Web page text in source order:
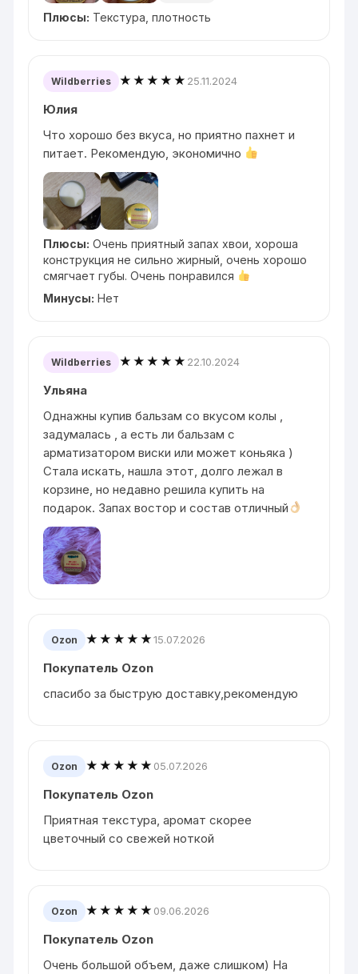
Плюсы: Текстура, плотность
Wildberries ★★★★★ 25.11.2024
Юлия
Что хорошо без вкуса, но приятно пахнет и
питает. Рекомендую, экономично
Плюсы: Очень приятный запах хвои, хороша
конструкция не сильно жирный, очень хорошо
смягчает губы. Очень понравился
Минусы: Нет
Wildberries ★★★★★ 22.10.2024
Ульяна
Однажны купив бальзам со вкусом колы ,
задумалась , а есть ли бальзам с
арматизатором виски или может коньяка )
Стала искать, нашла этот, долго лежал в
корзине, но недавно решила купить на
подарок. Запах востор и состав отличный
Ozon ★★★★★15.07.2026
Покупатель Ozon
спасибо за быструю доставку,рекомендую
Ozon ★★★★★ 05.07.2026
Покупатель Ozon
Приятная текстура, аромат скорее
цветочный со свежей ноткой
Ozon ★★★★★ 09.06.2026
Покупатель Ozon
Очень большой объем, даже слишком) На